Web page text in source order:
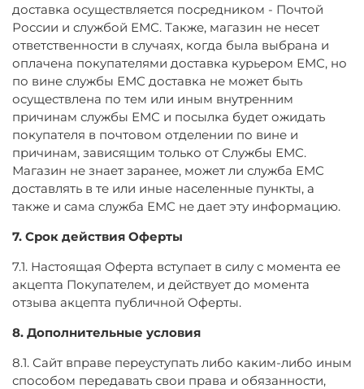
доставка осуществляется посредником - Почтой
России и службой ЕМС. Также, магазин не несет
ответственности в случаях, когда была выбрана и
оплачена покупателями доставка курьером ЕМС, но
по вине службы ЕМС доставка не может быть
осуществлена по тем или иным внутренним
причинам службы ЕМС и посылка будет ожидать
покупателя в почтовом отделении по вине и
причинам, зависящим только от Службы ЕМС.
Магазин не знает заранее, может ли служба ЕМС
доставлять в те или иные населенные пункты, а
также и сама служба ЕМС не дает эту информацию.
7. Срок действия Оферты
7.1. Настоящая Оферта вступает в силу с момента ее
акцепта Покупателем, и действует до момента
отзыва акцепта публичной Оферты.
8. Дополнительные условия
8.1. Сайт вправе переуступать либо каким-либо иным
способом передавать свои права и обязанности,